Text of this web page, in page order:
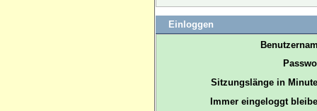
Einloggen
Sitzungslänge in
Immer eingeloggt